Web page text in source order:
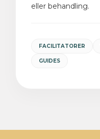
eller behandling.
FACILITATORER
GUIDES